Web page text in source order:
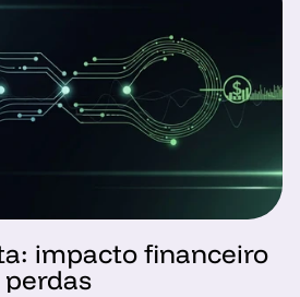
impacto financeiro